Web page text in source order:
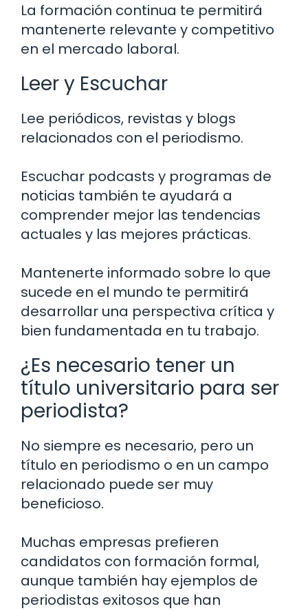
La formación continua te permitirá
mantenerte relevante y competitivo
en el mercado laboral.
Leer y Escuchar
Lee periódicos, revistas y blogs
relacionados con el periodismo.
Escuchar podcasts y programas de
noticias también te ayudará a
comprender mejor las tendencias
actuales y las mejores prácticas.
Mantenerte informado sobre lo que
sucede en el mundo te permitirá
desarrollar una perspectiva crítica y
bien fundamentada en tu trabajo.
¿Es necesario tener un
título universitario para ser
periodista?
No siempre es necesario, pero un
título en periodismo o en un campo
relacionado puede ser muy
beneficioso.
Muchas empresas prefieren
candidatos con formación formal,
aunque también hay ejemplos de
periodistas exitosos que han